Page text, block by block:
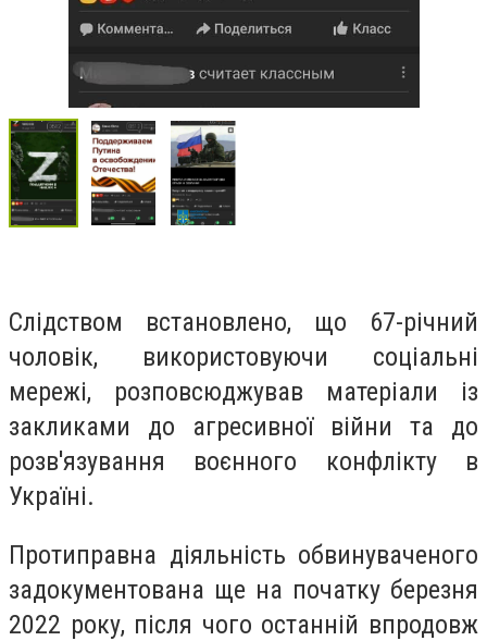
Слідством встановлено, що 67-річний
чоловік, використовуючи соціальні
мережі, розповсюджував матеріали із
закликами до агресивної війни та до
розв'язування воєнного конфлікту в
Україні.
Протиправна діяльність обвинуваченого
задокументована ще на початку березня
2022 року, після чого останній впродовж